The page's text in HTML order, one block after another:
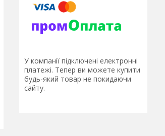
У компанії підключені електронні
платежі. Тепер ви можете купити
будь-який товар не покидаючи
сайту.